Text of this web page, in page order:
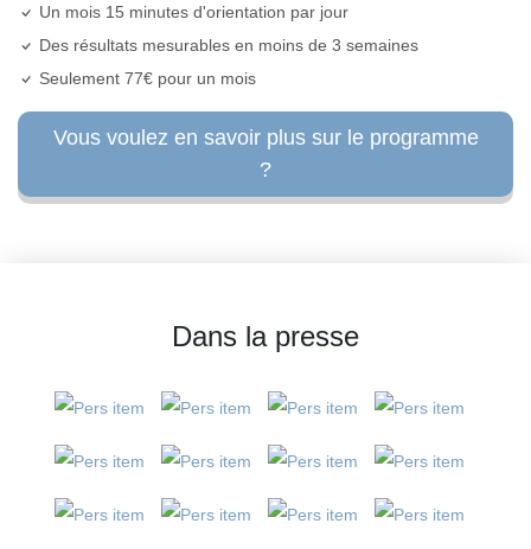
Un mois 15 minutes d'orientation par jour
Des résultats mesurables en moins de 3 semaines
Seulement 77€ pour un mois
Vous voulez en savoir plus sur le programme
?
Dans la presse